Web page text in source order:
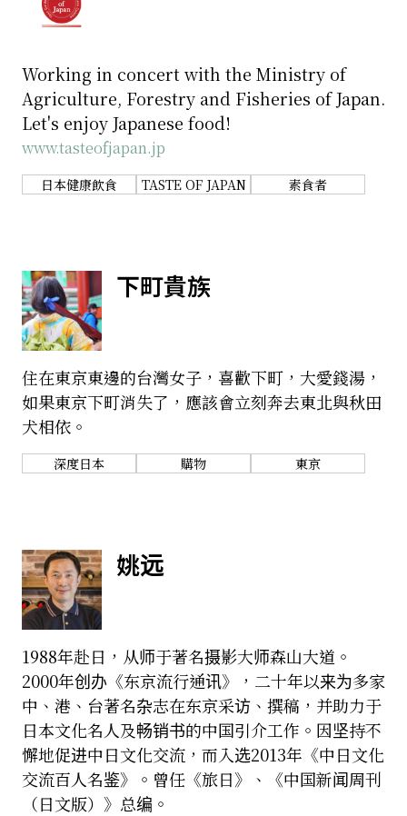
Working in concert with the Ministry of
Agriculture, Forestry and Fisheries of Japan.
Let's enjoy Japanese food!
www.tasteofjapan.jp
日本健康飲食 TASTE OF JAPAN 素食者
下町貴族
住在東京東邊的台灣女子，喜歡下町，大愛錢湯，
如果東京下町消失了，應該會立刻奔去東北與秋田
犬相依。
深度日本 購物 東京
姚远
1988年赴日，从师于著名摄影大师森山大道。
2000年创办《东京流行通讯》，二十年以来为多家
中、港、台著名杂志在东京采访、撰稿，并助力于
日本文化名人及畅销书的中国引介工作。因坚持不
懈地促进中日文化交流，而入选2013年《中日文化
交流百人名鉴》。曾任《旅日》、《中国新闻周刊
（日文版）》总编。